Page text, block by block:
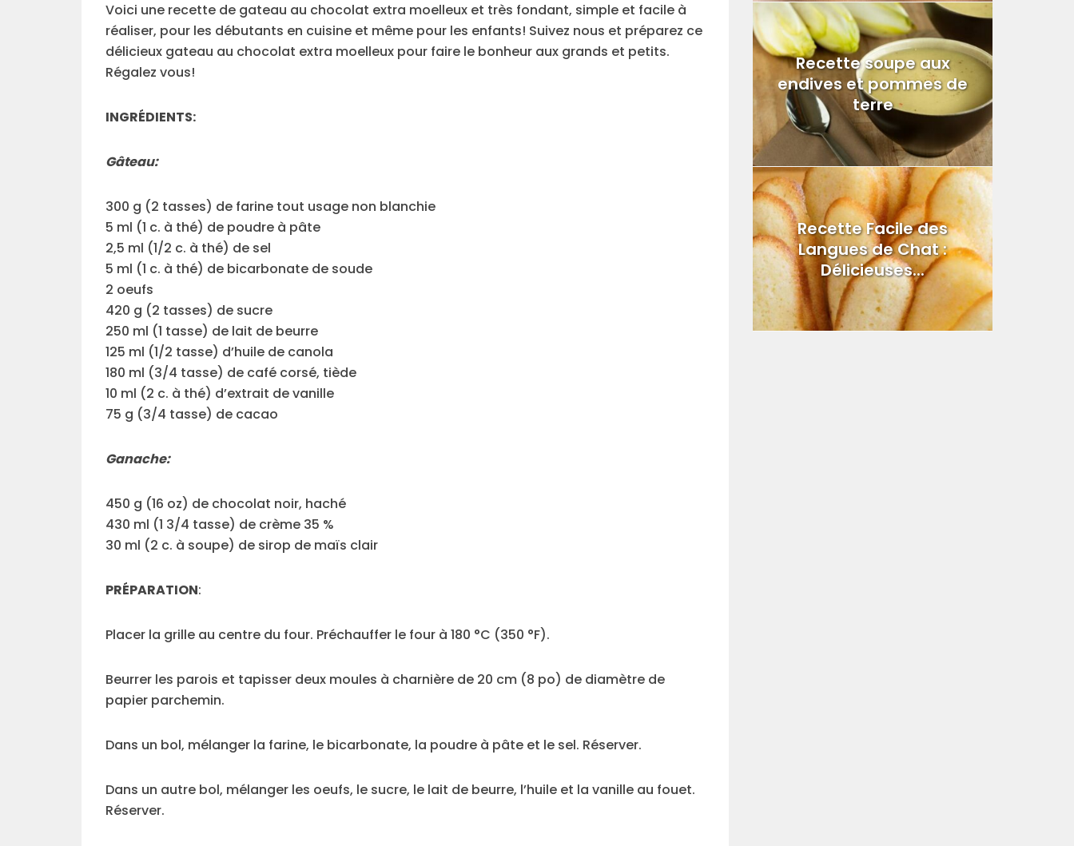
Voici une recette de gateau au chocolat extra moelleux et très fondant, simple et facile à
réaliser, pour les débutants en cuisine et même pour les enfants! Suivez nous et préparez ce
délicieux gateau au chocolat extra moelleux pour faire le bonheur aux grands et petits.
Régalez vous!
INGRÉDIENTS:
Gâteau:
300 g (2 tasses) de farine tout usage non blanchie
5 ml (1 c. à thé) de poudre à pâte
2,5 ml (1/2 c. à thé) de sel
5 ml (1 c. à thé) de bicarbonate de soude
2 oeufs
420 g (2 tasses) de sucre
250 ml (1 tasse) de lait de beurre
125 ml (1/2 tasse) d’huile de canola
180 ml (3/4 tasse) de café corsé, tiède
10 ml (2 c. à thé) d’extrait de vanille
75 g (3/4 tasse) de cacao
Ganache:
450 g (16 oz) de chocolat noir, haché
430 ml (1 3/4 tasse) de crème 35 %
30 ml (2 c. à soupe) de sirop de maïs clair
PRÉPARATION:
Placer la grille au centre du four. Préchauffer le four à 180 °C (350 °F).
Beurrer les parois et tapisser deux moules à charnière de 20 cm (8 po) de diamètre de
papier parchemin.
Dans un bol, mélanger la farine, le bicarbonate, la poudre à pâte et le sel. Réserver.
Dans un autre bol, mélanger les oeufs, le sucre, le lait de beurre, l’huile et la vanille au fouet.
Réserver.
Recette soupe aux
endives et pommes de
terre
Recette Facile des
Langues de Chat :
Délicieuses...